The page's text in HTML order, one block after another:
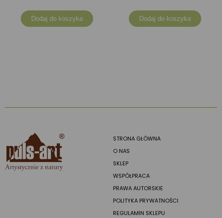
Dodaj do koszyka Dodaj do koszyka
STRONA GŁÓWNA
O NAS
SKLEP
WSPÓŁPRACA
PRAWA AUTORSKIE
POLITYKA PRYWATNOŚCI
REGULAMIN SKLEPU